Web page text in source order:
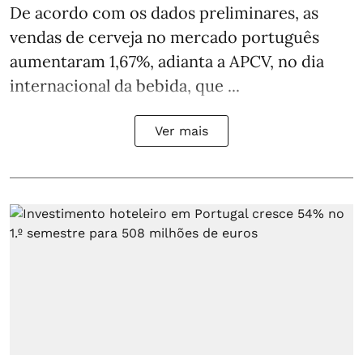
De acordo com os dados preliminares, as
vendas de cerveja no mercado português
aumentaram 1,67%, adianta a APCV, no dia
internacional da bebida, que ...
Ver mais